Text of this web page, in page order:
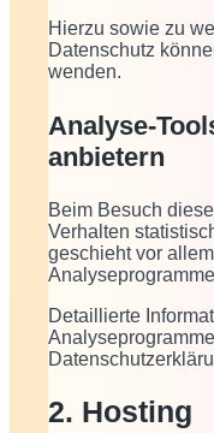
Hierzu sowie zu
Datenschutz
wenden.
Analyse-
anbietern
Beim Besuch
Verhalten
geschieht vor
Detaillierte
2. Hosting